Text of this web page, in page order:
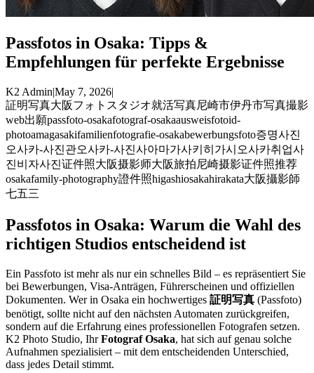
Passfotos in Osaka: Tipps &
Empfehlungen für perfekte Ergebnisse
K2 Admin|May 7, 2026|
証明写真大阪フォトスタジオ就活写真尼崎市伊丹市写真撮影
web出願passfoto-osakafotograf-osakaausweisfotoid-
photoamagasakifamilienfotografie-osakabewerbungsfoto증명사진
오사카-사진관오사카-사진사아마가사키 히가시오사카취업사
진비자사진证件照大阪摄影师大阪旅拍尼崎摄影证件照推荐
osakafamily-photography證件照higashiosakahirakata大阪攝影師
七五三
Passfotos in Osaka: Warum die Wahl des
richtigen Studios entscheidend ist
Ein Passfoto ist mehr als nur ein schnelles Bild – es repräsentiert Sie
bei Bewerbungen, Visa-Anträgen, Führerscheinen und offiziellen
Dokumenten. Wer in Osaka ein hochwertiges 証明写真 (Passfoto)
benötigt, sollte nicht auf den nächsten Automaten zurückgreifen,
sondern auf die Erfahrung eines professionellen Fotografen setzen.
K2 Photo Studio, IhrFotograf Osaka, hat sich auf genau solche
Aufnahmen spezialisiert – mit dem entscheidenden Unterschied,
dass jedes Detail stimmt.